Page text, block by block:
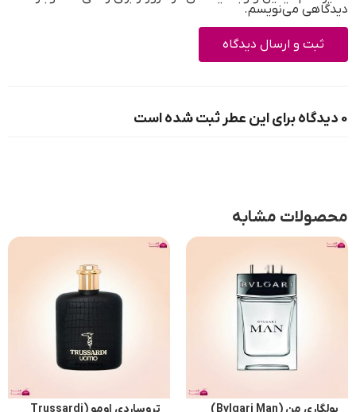
دیدگاهی می‌نویسم.
0 دیدگاه برای این عطر ثبت شده است
محصولات مشابه